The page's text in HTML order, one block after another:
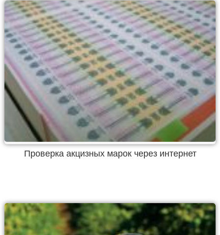
Проверка акцизных марок через интернет